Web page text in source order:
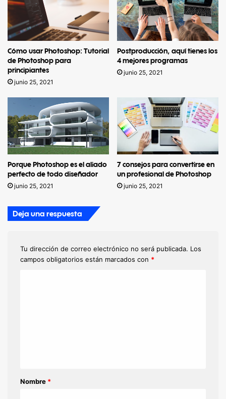
Cómo usar Photoshop: Tutorial
de Photoshop para
principiantes
junio 25, 2021
Postproducción, aquí tienes los
4 mejores programas
junio 25, 2021
Porque Photoshop es el aliado
perfecto de todo diseñador
junio 25, 2021
7 consejos para convertirse en
un profesional de Photoshop
junio 25, 2021
Deja una respuesta
Tu dirección de correo electrónico no será publicada. Los
campos obligatorios están marcados con *
r
Nombre *